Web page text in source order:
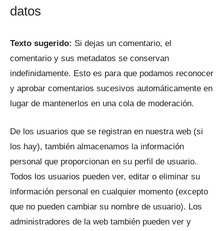
datos
Texto sugerido: Si dejas un comentario, el
comentario y sus metadatos se conservan
indefinidamente. Esto es para que podamos reconocer
y aprobar comentarios sucesivos automáticamente en
lugar de mantenerlos en una cola de moderación.
De los usuarios que se registran en nuestra web (si
los hay), también almacenamos la información
personal que proporcionan en su perfil de usuario.
Todos los usuarios pueden ver, editar o eliminar su
información personal en cualquier momento (excepto
que no pueden cambiar su nombre de usuario). Los
administradores de la web también pueden ver y